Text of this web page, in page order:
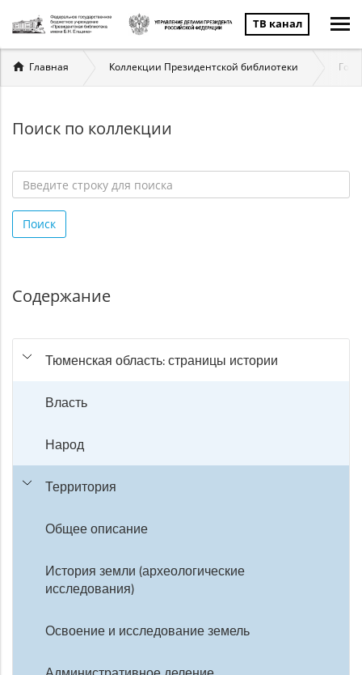
ТВ канал
Вы
здесь
Главная Коллекции Президентской библиотеки
Поиск по коллекции
строку
для
Поиск
Содержание
Тюменская область: страницы истории
Власть
Народ
Территория
Общее описание
История земли (археологические
исследования)
Освоение и исследование земель